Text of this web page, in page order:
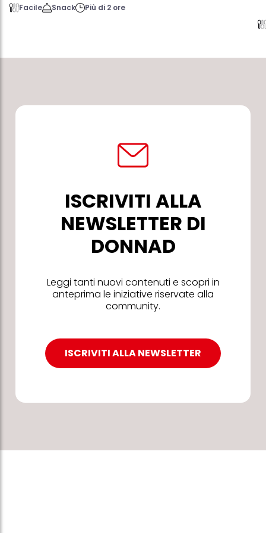
Facile Snack Più di 2 ore
ISCRIVITI ALLA
NEWSLETTER DI
DONNAD
Leggi tanti nuovi contenuti e scopri in
anteprima le iniziative riservate alla
community.
ISCRIVITI ALLA NEWSLETTER